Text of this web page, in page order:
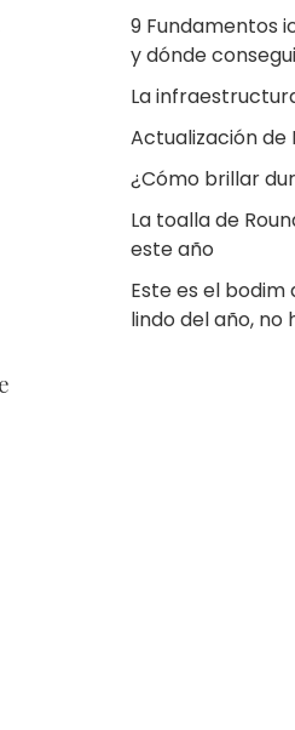
9 Fundamentos
y dónde
La
Actualización de
¿Cómo brillar
La toalla de
este año
Este es el bodim
lindo del año, no